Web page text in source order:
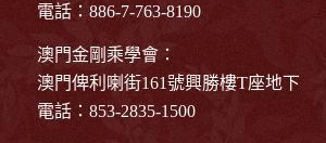
電話：886-7-763-8190
澳門金剛乘學會：
澳門俾利喇街161號興勝樓T座地下
電話：853-2835-1500